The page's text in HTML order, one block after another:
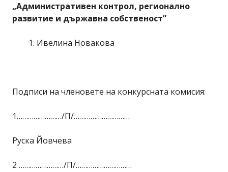
„Административен контрол, регионално
развитие и държавна собственост”
Ивелина Новакова
Подписи на членовете на конкурсната комисия:
1……………………/П/…………………………
Руска Йовчева
2 ……………………/П/…………………………